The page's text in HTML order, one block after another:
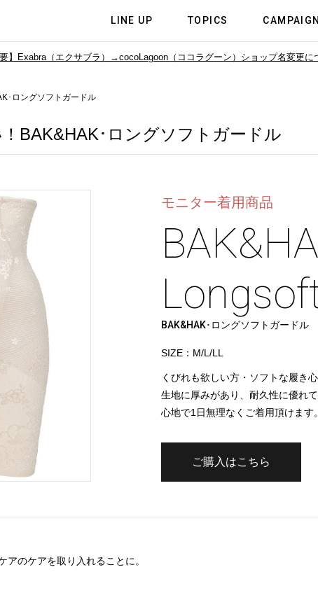
LINE UP TOPICS CAMPAIGN
要】Exabra（エクサブラ）→cocoLagoon（ココラグーン） ショップ名変更に
･ロングソフトガードル
BAK&HAK･ロングソフトガードル
モニター着用商品
BAK&HAK･ロングソフトガードル
SIZE：M/L/LL
くびれも欲しい方・ソフトな履き
生地に厚みがあり、耐久性に優れ
心地で1日無理なくご着用頂けます。
ご購入はこちら
アのケアを取り入れることに。